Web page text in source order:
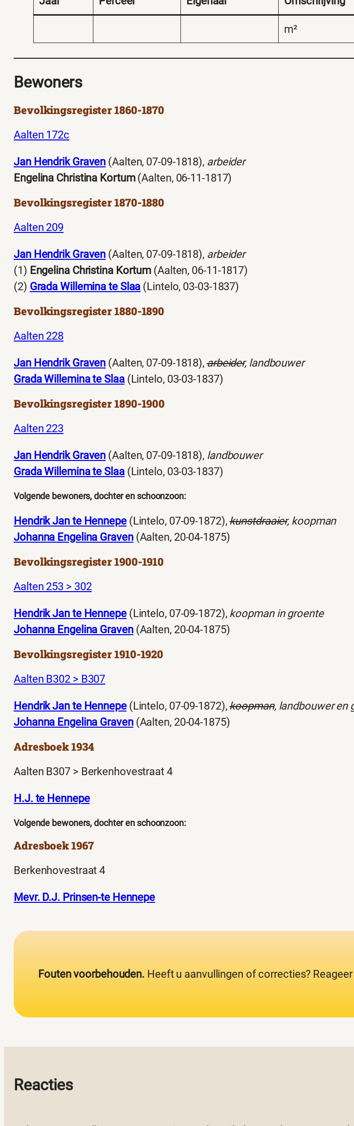
m²
Bewoners
Bevolkingsregister 1860-1870
Aalten 172c
Jan Hendrik Graven (Aalten, 07-09-1818), arbeider
Engelina Christina Kortum(Aalten, 06-11-1817)
Bevolkingsregister 1870-1880
Aalten 209
Jan Hendrik Graven (Aalten, 07-09-1818), arbeider
(1) Engelina Christina Kortum (Aalten, 06-11-1817)
(2) Grada Willemina te Slaa (Lintelo, 03-03-1837)
Bevolkingsregister 1880-1890
Aalten 228
Jan Hendrik Graven (Aalten, 07-09-1818), arbeider, landbouwer
Grada Willemina te Slaa(Lintelo, 03-03-1837)
Bevolkingsregister 1890-1900
Aalten 223
Jan Hendrik Graven (Aalten, 07-09-1818), landbouwer
Grada Willemina te Slaa(Lintelo, 03-03-1837)
Volgende bewoners, dochter en schoonzoon:
Hendrik Jan te Hennepe(Lintelo, 07-09-1872),kunstdraaier, koopman
Johanna Engelina Graven(Aalten, 20-04-1875)
Bevolkingsregister 1900-1910
Aalten 253 > 302
Hendrik Jan te Hennepe(Lintelo, 07-09-1872), koopman in groente
Johanna Engelina Graven(Aalten, 20-04-1875)
Bevolkingsregister 1910-1920
Aalten B302 > B307
Hendrik Jan te Hennepe(Lintelo, 07-09-1872),koopman, landbouwer en
Johanna Engelina Graven(Aalten, 20-04-1875)
Adresboek 1934
Aalten B307 > Berkenhovestraat 4
H.J. te Hennepe
Volgende bewoners, dochter en schoonzoon:
Adresboek 1967
Berkenhovestraat 4
Mevr. D.J. Prinsen-te Hennepe
Fouten voorbehouden. Heeft u aanvullingen of correcties?
Reacties